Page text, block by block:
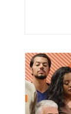
base
1974.
Brasil